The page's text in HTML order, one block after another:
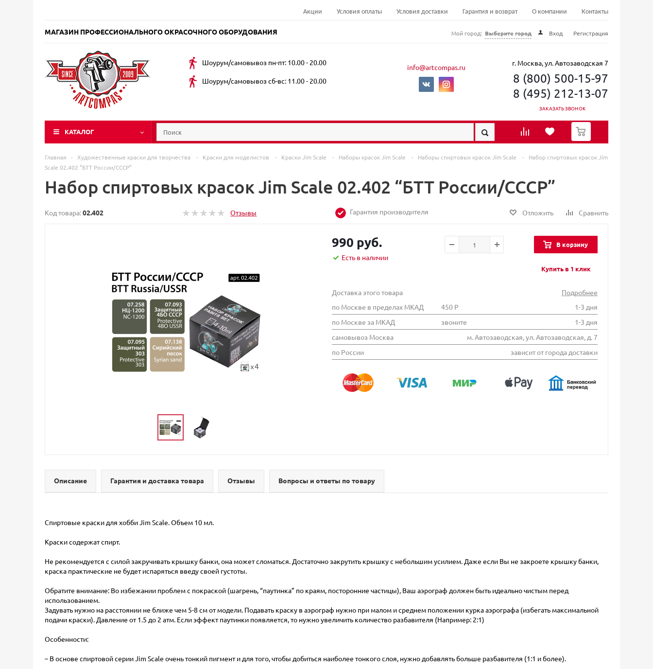
Акции Условия оплаты Условия доставки Гарантия и возврат О компании Контакты
МАГАЗИН ПРОФЕССИОНАЛЬНОГО ОКРАСОЧНОГО ОБОРУДОВАНИЯ Мой город: Выберите город Вход Регистрация
Шоурум/самовывоз пн-пт: 10.00 - 20.00
Шоурум/самовывоз сб-вс: 11.00 - 20.00
info@artcompas.ru г. Москва, ул. Автозаводская 7
8 (800) 500-15-97
8 (495) 212-13-07
ЗАКАЗАТЬ ЗВОНОК
КАТАЛОГ
0
Главная - Художественные краски для творчества - Краски для моделистов - Краски Jim Scale - Наборы красок Jim Scale - Наборы спиртовых красок Jim Scale -
Набор спиртовых красок Jim
Scale 02.402 “БТТ России/СССР”
Набор спиртовых красок Jim Scale 02.402 “БТТ России/СССР”
Код товара:02.402 Отзывы Гарантия производителя Отложить Сравнить
990 руб.
Есть в наличии
В корзину
Купить в 1 клик
Доставка этого товара
Подробнее
по Москве в пределах МКАД
450 Р
1-3 дня
по Москве за МКАД
звоните
1-3 дня
самовывоз Москва
м. Автозаводская, ул. Автозаводская, д. 7
по России
зависит от города доставки
Описание Гарантия и доставка товара Отзывы Вопросы и ответы по товару
Спиртовые краски для хобби Jim Scale. Объем 10 мл.
Краски содержат спирт.
Не рекомендуется с силой закручивать крышку банки, она может сломаться. Достаточно закрутить крышку с небольшим усилием. Даже если Вы не закроете крышку банки,
краска практические не будет испаряться введу своей густоты.
Обратите внимание: Во избежании проблем с покраской (шагрень, “паутинка” по краям, посторонние частицы), Ваш аэрограф должен быть идеально чистым перед
использованием.
Задувать нужно на расстоянии не ближе чем 5-8 см от модели. Подавать краску в аэрограф нужно при малом и среднем положении курка аэрографа (избегать максимальной
подачи краски). Давление от 1.5 до 2 атм. Если эффект паутинки появляется, то нужно увеличить количество разбавителя (Например: 2:1)
Особенности:
– В основе спиртовой серии Jim Scale очень тонкий пигмент и для того, чтобы добиться наиболее тонкого слоя, нужно добавлять больше разбавителя (1:1 и более).